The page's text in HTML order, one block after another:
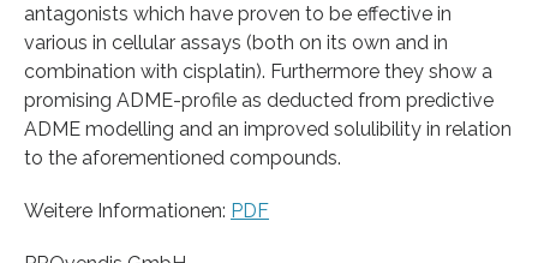
antagonists which have proven to be effective in
various in cellular assays (both on its own and in
combination with cisplatin). Furthermore they show a
promising ADME-profile as deducted from predictive
ADME modelling and an improved solulibility in relation
to the aforementioned compounds.
Weitere Informationen: PDF